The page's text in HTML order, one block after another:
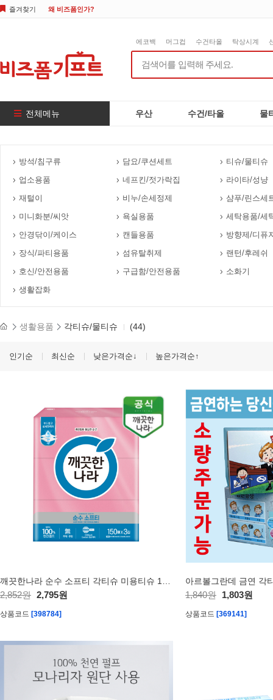
즐겨찾기 왜 비즈폼인가?
에코백 머그컵 수건타올 탁상시계
전체메뉴 우산 수건/타올 물
방석/침구류 담요/쿠션세트
티슈/물티슈
업소용품
네프킨/젓가락집
라이타/성냥
재털이
비누/손세정제
샴푸/린스세
미니화분/씨앗
욕실용품
세탁용품/세
안경닦이/케이스
캔들용품
방향제/디퓨
장식/파티용품
섬유탈취제
랜턴/후레쉬
호신/안전용품
구급함/안전용품
소화기
생활잡화
생활용품 각티슈/물티슈 (44)
인기순 최신순 낮은가격순↓ 높은가격순↑
2,852원 2,795원
상품코드 [398784]
아르볼그란데 금연 각
1,840원 1,803원
상품코드 [369141]